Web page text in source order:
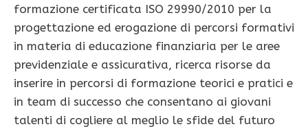
formazione certificata ISO 29990/2010 per la
progettazione ed erogazione di percorsi formativi
in materia di educazione finanziaria per le aree
previdenziale e assicurativa, ricerca risorse da
inserire in percorsi di formazione teorici e pratici e
in team di successo che consentano ai giovani
talenti di cogliere al meglio le sfide del futuro